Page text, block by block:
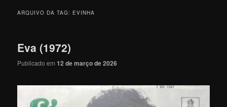
ARQUIVO DA TAG: EVINHA
Eva (1972)
Publicado em12 de março de 2026